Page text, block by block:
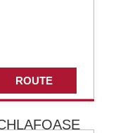
ROUTE